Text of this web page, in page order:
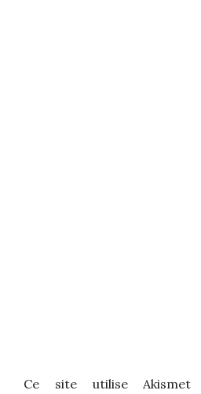
Ce site utilise